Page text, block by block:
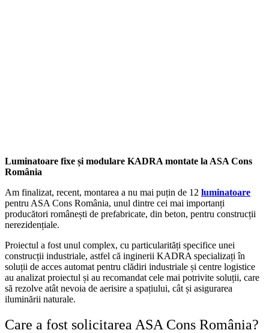
Luminatoare fixe și modulare KADRA montate la ASA Cons
România
Am finalizat, recent, montarea a nu mai puțin de 12 luminatoare
pentru ASA Cons România, unul dintre cei mai importanți
producători românești de prefabricate, din beton, pentru construcții
nerezidențiale.
Proiectul a fost unul complex, cu particularități specifice unei
construcții industriale, astfel că inginerii KADRA specializați în
soluții de acces automat pentru clădiri industriale și centre logistice
au analizat proiectul și au recomandat cele mai potrivite soluții, care
să rezolve atât nevoia de aerisire a spațiului, cât și asigurarea
iluminării naturale.
Care a fost solicitarea ASA Cons România?